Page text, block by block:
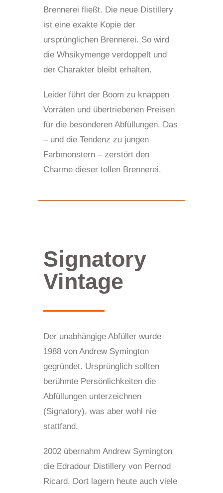
Brennerei fließt. Die neue Distillery
ist eine exakte Kopie der
ursprünglichen Brennerei. So wird
die Whsikymenge verdoppelt und
der Charakter bleibt erhalten.
Leider führt der Boom zu knappen
Vorräten und übertriebenen Preisen
für die besonderen Abfüllungen. Das
– und die Tendenz zu jungen
Farbmonstern – zerstört den
Charme dieser tollen Brennerei.
Signatory
Vintage
Der unabhängige Abfüller wurde
1988 von Andrew Symington
gegründet. Ursprünglich sollten
berühmte Persönlichkeiten die
Abfüllungen unterzeichnen
(Signatory), was aber wohl nie
stattfand.
2002 übernahm Andrew Symington
die Edradour Distillery von Pernod
Ricard. Dort lagern heute auch viele